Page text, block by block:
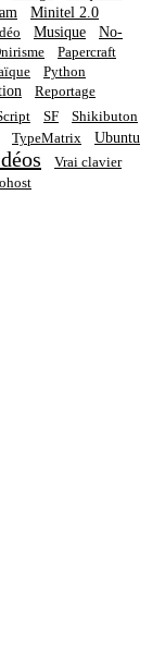
Minitel 2.0
Musique
No-
Papercraft
Python
Reportage
SF
Shikibuton
TypeMatrix Ubuntu
Vrai clavier